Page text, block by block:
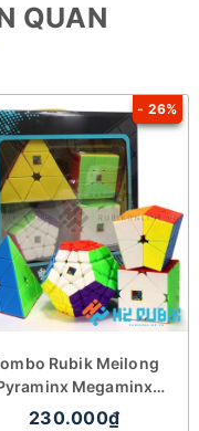
QUAN
- 26%
Rubik Meilong
Megaminx
1 Skewb giá rẻ
230.000₫